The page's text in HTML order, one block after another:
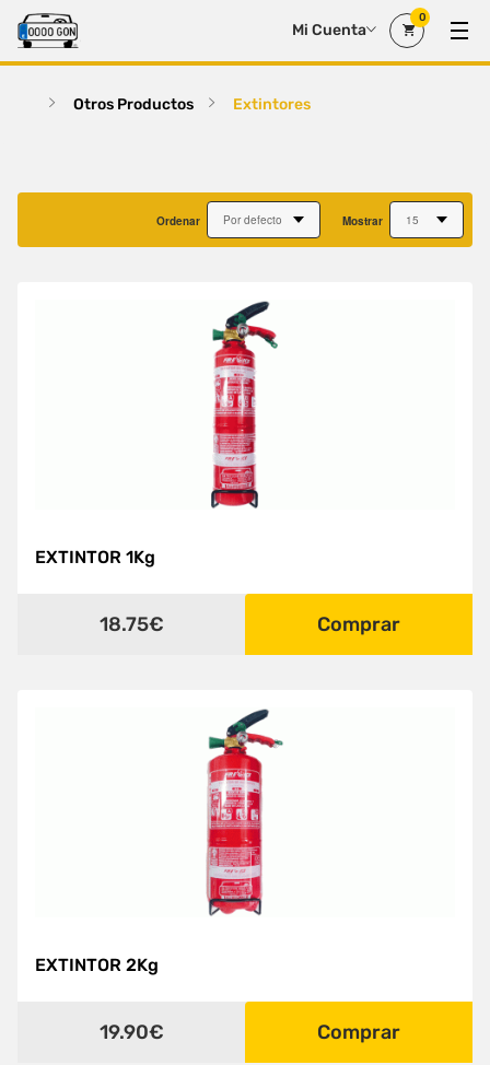
Mi Cuenta
0
Otros Productos Extintores
Ordenar Mostrar
EXTINTOR 1Kg
18.75€ Comprar
EXTINTOR 2Kg
19.90€ Comprar